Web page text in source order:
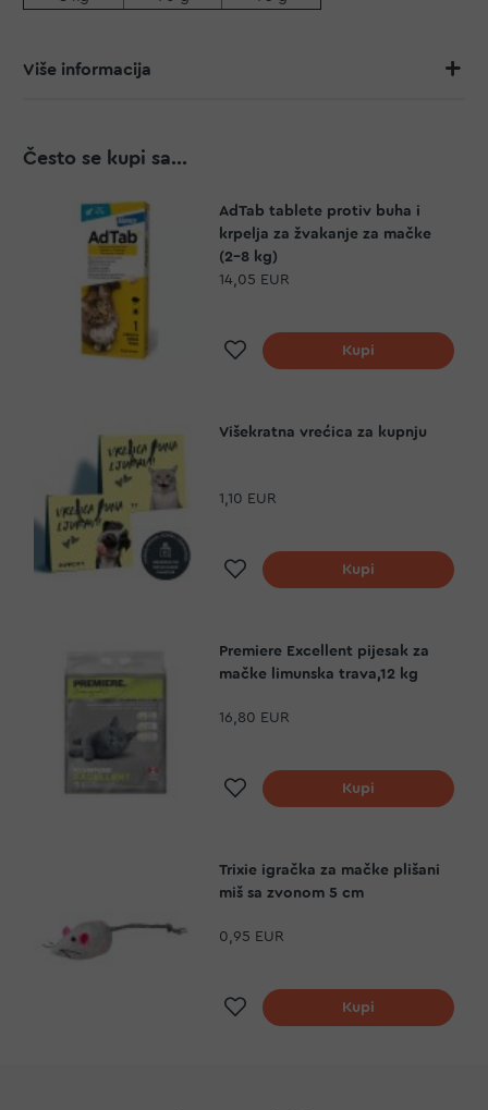
Više informacija
Često se kupi sa...
AdTab tablete protiv buha i
krpelja za žvakanje za mačke
(2-8 kg)
14,05 EUR
Dodaj na listu želja
Kupi
Višekratna vrećica za kupnju
1,10 EUR
Dodaj na listu želja
Kupi
Premiere Excellent pijesak za
mačke limunska trava,12 kg
16,80 EUR
Dodaj na listu želja
Kupi
Trixie igračka za mačke plišani
miš sa zvonom 5 cm
0,95 EUR
Dodaj na listu želja
Kupi